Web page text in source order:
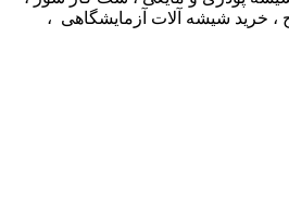
، خرید شیشه آلات آزمایشگاهی ،